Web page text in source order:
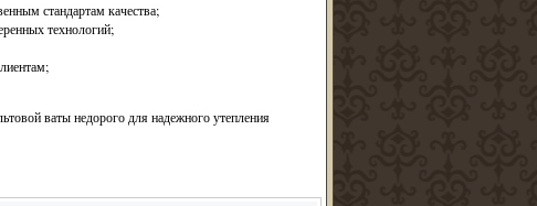
стандартам качества;
технологий;
ваты недорого для надежного утепления